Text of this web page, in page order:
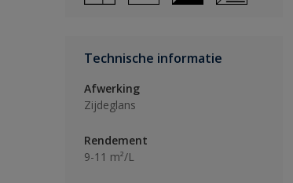
Technische informatie
Afwerking
Zijdeglans
Rendement
9-11 m²/L